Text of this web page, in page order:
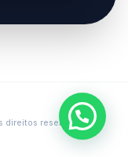
direitos reservados.